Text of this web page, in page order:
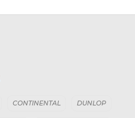
CONTINENTAL DUNLOP